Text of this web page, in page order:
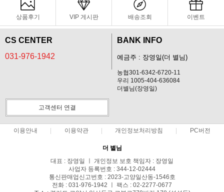
상품후기 VIP 게시판 배송조회 이벤트
CS CENTER
031-976-1942
BANK INFO
예금주 : 장영일(더 별님)
농협301-6342-6720-11
우리 1005-404-636084
더별님(장영일)
고객센터 연결
이용안내 이용약관 개인정보처리방침 PC버전
더 별님
대표 : 장영일 ㅣ 개인정보 보호 책임자 : 장영일
사업자 등록번호 : 344-12-02444
통신판매업신고번호 : 2023-고양일산동-1546호
전화 : 031-976-1942 ㅣ 팩스 : 02-2277-0677